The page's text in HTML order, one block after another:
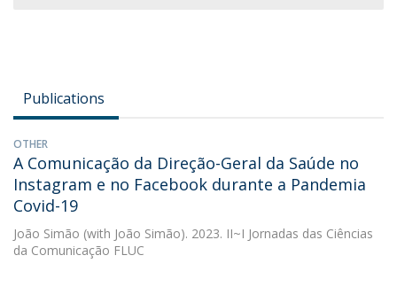
Publications
OTHER
A Comunicação da Direção-Geral da Saúde no
Instagram e no Facebook durante a Pandemia
Covid-19
João Simão (with João Simão). 2023. II~I Jornadas das Ciências
da Comunicação FLUC